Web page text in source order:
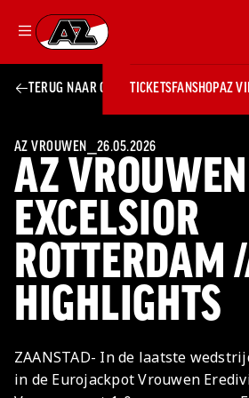
Ga naar onze homepage
TICKETSFANSHOPAZ
TICKETS
TICKETS
AZ 1
AZ
VROUWEN
JONG AZ
FANSHOP
AZ VIDEO
BUSINESS
BUSINESS
AZ Business
Wat is AZ
Business?
AZ Business
Events
Losse tickets
Hospitality
Kees Kist
Lounge
Georg Kessler
Lounge
Skybox
Exposure
Partnership
Bestel je
seizoenkaart
Teams
Club & Fans
TERUG NAAR OVERZICHT
AZ
EXCELSIOR
ROTTERDAM
HIGHLIGHTS
AZ VROUWEN 26.05.2026
ZAANSTAD- In de laatste
in de Eurojackpot Vrouwen